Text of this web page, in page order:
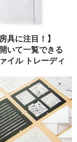
具に注目！】
いて一覧できる
イル トレーディ